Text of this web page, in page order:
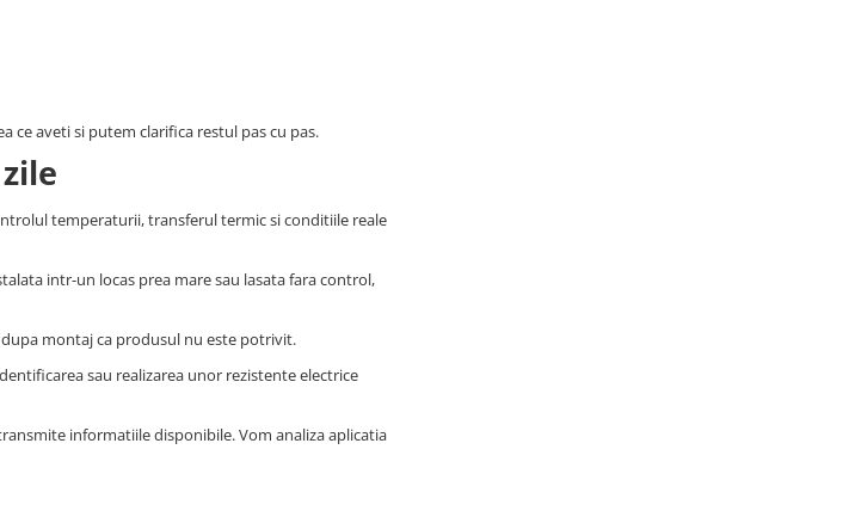
ce aveti si putem clarifica restul pas cu pas.
temperaturii, transferul termic si conditiile reale
intr-un locas prea mare sau lasata fara control,
dupa montaj ca produsul nu este potrivit.
sau realizarea unor rezistente electrice
informatiile disponibile. Vom analiza aplicatia